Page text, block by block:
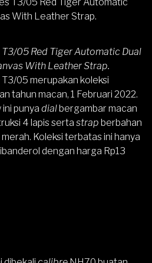
T3/05 Red Tiger Automatic Dual
With Leather Strap.
T3/05 merupakan koleksi
tahun macan, 1 Februari 2022.
punya dialbergambar macan
4 lapis serta strap berbahan
Koleksi terbatas ini hanya
dengan harga Rp13